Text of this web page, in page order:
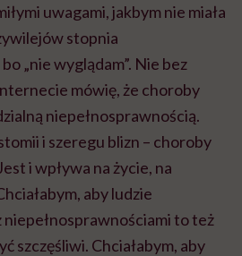
uwagami, jakbym nie miała
stopnia
„nie wyglądam”. Nie bez
mówię, że choroby
niepełnosprawnością.
i szeregu blizn – choroby
i wpływa na życie, na
aby ludzie
niepełnosprawnościami to też
szczęśliwi. Chciałabym, aby